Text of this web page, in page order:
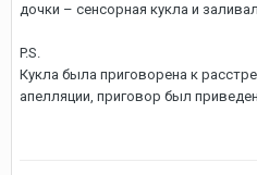
дочки – сенсорная кукла и
P.S.
Кукла была приговорена к
апелляции, приговор был